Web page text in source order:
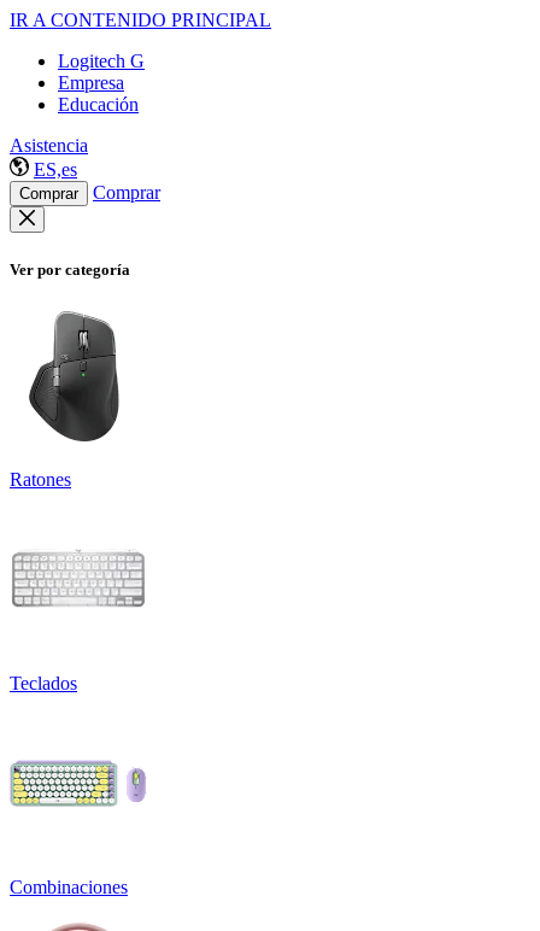
IR A CONTENIDO PRINCIPAL
Logitech G
Empresa
Educación
Asistencia
ES,es
Comprar Comprar
Ver por categoría
Ratones
Teclados
Combinaciones